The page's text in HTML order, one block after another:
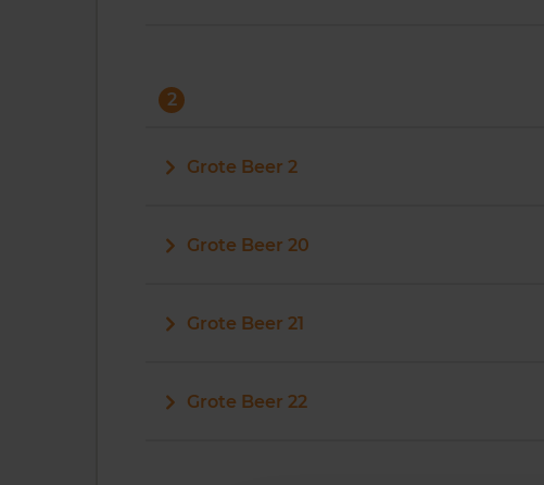
2
Grote Beer 2
Grote Beer 20
Grote Beer 21
Grote Beer 22